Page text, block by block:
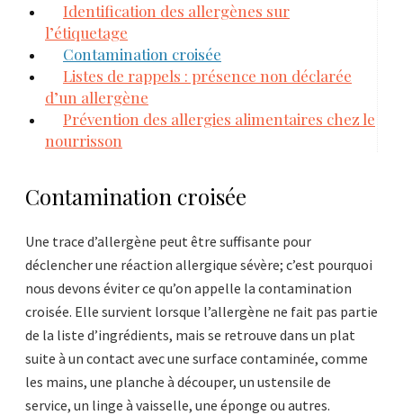
Identification des allergènes sur
l’étiquetage
Contamination croisée
Listes de rappels : présence non déclarée
d’un allergène
Prévention des allergies alimentaires chez le
nourrisson
Contamination croisée
Une trace d’allergène peut être suffisante pour
déclencher une réaction allergique sévère; c’est pourquoi
nous devons éviter ce qu’on appelle la contamination
croisée. Elle survient lorsque l’allergène ne fait pas partie
de la liste d’ingrédients, mais se retrouve dans un plat
suite à un contact avec une surface contaminée, comme
les mains, une planche à découper, un ustensile de
service, un linge à vaisselle, une éponge ou autres.